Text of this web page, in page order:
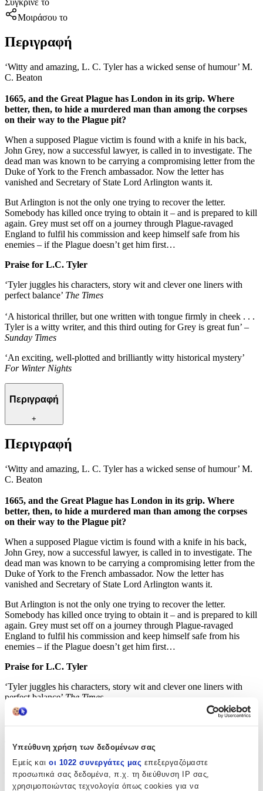
Υπεύθυνη χρήση των δεδομένων σας
Εμείς και οι 1022 συνεργάτες μας επεξεργαζόμαστε
προσωπικά σας δεδομένα, π.χ. τη διεύθυνση IP σας,
χρησιμοποιώντας τεχνολογία όπως cookies για να
Μοιράσου το
Περιγραφή
‘Witty and amazing, L. C. Tyler has a wicked sense of humour’ M.
C. Beaton
1665, and the Great Plague has London in its grip. Where
better, then, to hide a murdered man than among the corpses
on their way to the Plague pit?
When a supposed Plague victim is found with a knife in his back,
John Grey, now a successful lawyer, is called in to investigate. The
dead man was known to be carrying a compromising letter from the
Duke of York to the French ambassador. Now the letter has
vanished and Secretary of State Lord Arlington wants it.
But Arlington is not the only one trying to recover the letter.
Somebody has killed once trying to obtain it – and is prepared to kill
again. Grey must set off on a journey through Plague-ravaged
England to fulfil his commission and keep himself safe from his
enemies – if the Plague doesn’t get him first…
Praise for L.C. Tyler
‘Tyler juggles his characters, story wit and clever one liners with
perfect balance’ The Times
‘A historical thriller, but one written with tongue firmly in cheek . . .
Tyler is a witty writer, and this third outing for Grey is great fun’ –
Sunday Times
‘An exciting, well-plotted and brilliantly witty historical mystery’
For Winter Nights
Περιγραφή
+
Περιγραφή
‘Witty and amazing, L. C. Tyler has a wicked sense of humour’ M.
C. Beaton
1665, and the Great Plague has London in its grip. Where
better, then, to hide a murdered man than among the corpses
on their way to the Plague pit?
When a supposed Plague victim is found with a knife in his back,
John Grey, now a successful lawyer, is called in to investigate. The
dead man was known to be carrying a compromising letter from the
Duke of York to the French ambassador. Now the letter has
vanished and Secretary of State Lord Arlington wants it.
But Arlington is not the only one trying to recover the letter.
Somebody has killed once trying to obtain it – and is prepared to kill
again. Grey must set off on a journey through Plague-ravaged
England to fulfil his commission and keep himself safe from his
enemies – if the Plague doesn’t get him first…
Praise for L.C. Tyler
‘Tyler juggles his characters, story wit and clever one liners with
perfect balance’ The Times
‘A historical thriller, but one written with tongue firmly in cheek . . .
Tyler is a witty writer, and this third outing for Grey is great fun’ –
‘An exciting, well-plotted and brilliantly witty historical mystery’
For Winter Nights